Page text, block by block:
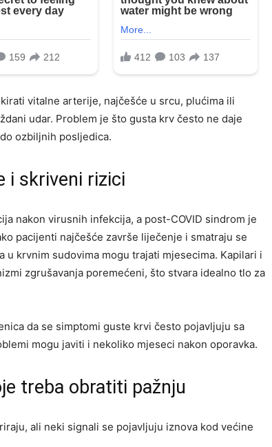
vitalne arterije, najčešće u srcu, plućima ili
udar. Problem je što gusta krv često ne daje
ozbiljnih posljedica.
i skriveni rizici
nakon virusnih infekcija, a post-COVID sindrom je
pacijenti najčešće završe liječenje i smatraju se
u krvnim sudovima mogu trajati mjesecima. Kapilari i
zgrušavanja poremećeni, što stvara idealno tlo za
da se simptomi guste krvi često pojavljuju sa
mogu javiti i nekoliko mjeseci nakon oporavka.
treba obratiti pažnju
ali neki signali se pojavljuju iznova kod većine